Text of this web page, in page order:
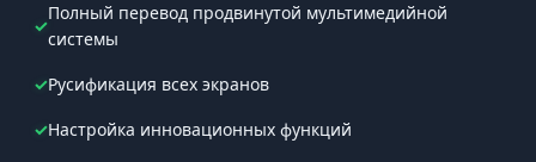
✓
Полный перевод продвинутой мультимедийной
системы
✓Русификация всех экранов
✓Настройка инновационных функций